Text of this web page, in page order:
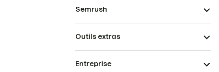
Semrush
Outils extras
Entreprise